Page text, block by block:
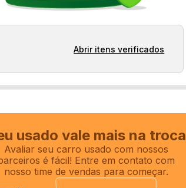
elétricos
Abrir itens verificados
usado vale mais na troca
Avaliar seu carro usado com nossos
é fácil! Entre em contato com
nosso time de vendas para começar.